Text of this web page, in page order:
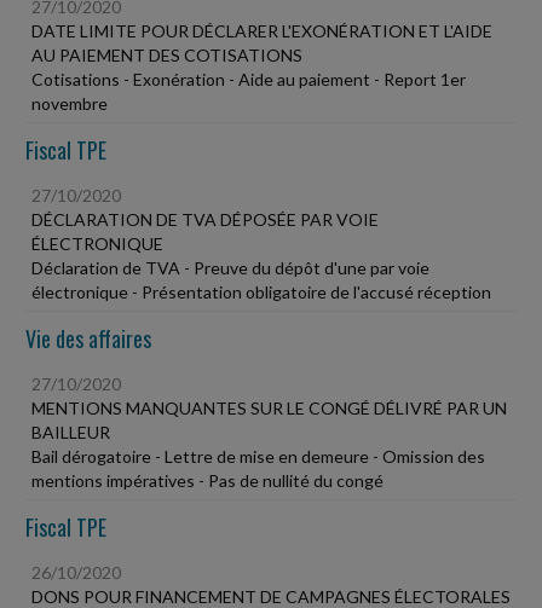
27/10/2020
DATE LIMITE POUR DÉCLARER L'EXONÉRATION ET L'AIDE
AU PAIEMENT DES COTISATIONS
Cotisations - Exonération - Aide au paiement - Report 1er
novembre
Fiscal TPE
27/10/2020
DÉCLARATION DE TVA DÉPOSÉE PAR VOIE
ÉLECTRONIQUE
Déclaration de TVA - Preuve du dépôt d'une par voie
électronique - Présentation obligatoire de l'accusé réception
Vie des affaires
27/10/2020
MENTIONS MANQUANTES SUR LE CONGÉ DÉLIVRÉ PAR UN
BAILLEUR
Bail dérogatoire - Lettre de mise en demeure - Omission des
mentions impératives - Pas de nullité du congé
Fiscal TPE
26/10/2020
DONS POUR FINANCEMENT DE CAMPAGNES ÉLECTORALES